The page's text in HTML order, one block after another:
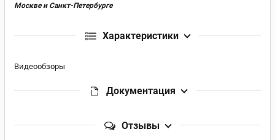
Москве и Санкт-Петербурге
Характеристики
Видеообзоры
Документация
Отзывы